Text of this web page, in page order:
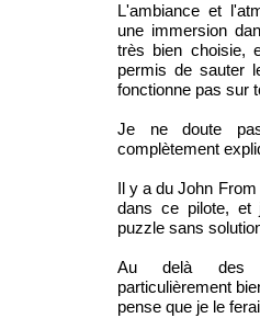
L'ambiance et
une immersion
très bien choisie,
permis de sauter
fonctionne pas sur
Je ne doute
complètement
Il y a du John
dans ce pilote, et
puzzle sans
Au delà des
particulièrement
pense que je le